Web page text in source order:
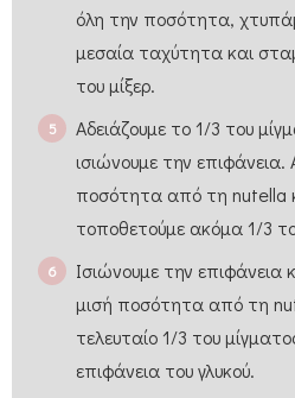
όλη την ποσότητα,
μεσαία ταχύτητα και
του μίξερ.
Αδειάζουμε το 1/3 του
ισιώνουμε την
ποσότητα από τη nutella
τοποθετούμε ακόμα 1/3
Ισιώνουμε την
μισή ποσότητα από τη
τελευταίο 1/3 του
επιφάνεια του γλυκού.